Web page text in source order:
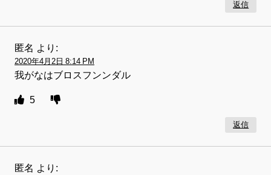
返信
匿名 より:
2020年4月2日 8:14 PM
我がなはブロスフンンダル
5
返信
匿名 より: